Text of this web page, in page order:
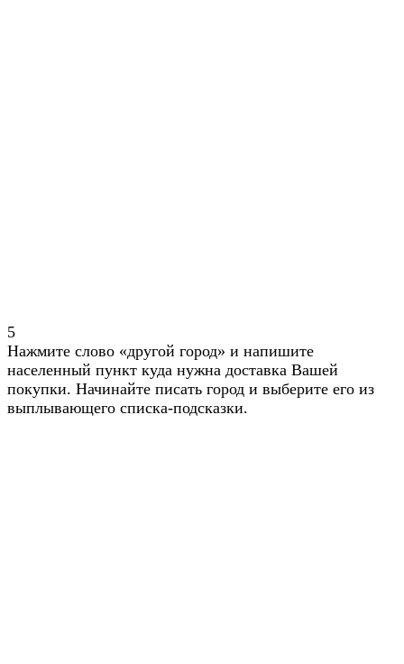
5
Нажмите слово «другой город» и напишите
населенный пункт куда нужна доставка Вашей
покупки. Начинайте писать город и выберите его из
выплывающего списка-подсказки.